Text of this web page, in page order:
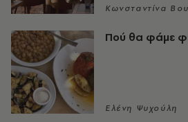
Κωνσταντίνα
Πού θα φάμε
Ελένη Ψυχούλη